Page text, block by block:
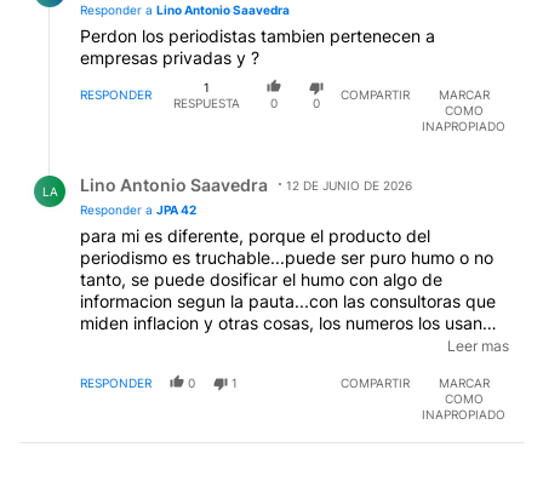
Responder a Lino Antonio Saavedra
Perdon los periodistas tambien pertenecen a
empresas privadas y ?
RESPONDER
1
RESPUESTA
0 0
COMPARTIR
MARCAR
COMO
INAPROPIADO
LA Lino Antonio Saavedra
12 DE JUNIO DE 2026
Responder a JPA 42
para mi es diferente, porque el producto del
periodismo es truchable...puede ser puro humo o no
tanto, se puede dosificar el humo con algo de
informacion segun la pauta...con las consultoras que
miden inflacion y otras cosas, los numeros los usan
para ganar plata...y tiene un trasfondo matematico de
un informe de tal consultora...y no le sirve para nada
porque es trucho, esa consultora no vende ni un
Leer mas
RESPONDER 0 1 COMPARTIR
MARCAR
COMO
INAPROPIADO